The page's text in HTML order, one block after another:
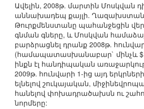
Ավելին, 2008թ. մարտին Մոսկվան
աննախադեպ քայլի.
Թուրքմենստանը պահանջեցին
գնման գները, և Մոսկվան
բարձրացնել դրանք 2008թ.
(համապատասխանաբար` մինչև
ինքն էլ հանդիպական
2009թ. հունվարի 1-ից այդ
ելնելով շուկայական,
հանելով փոխադրածախսն ու
նորմերը: